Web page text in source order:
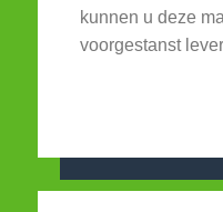
kunnen u deze
voorgestanst